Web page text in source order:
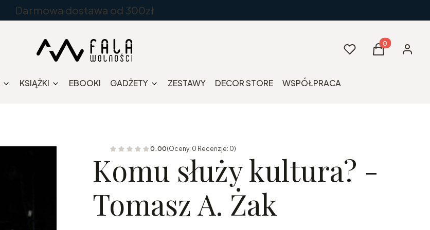
Darmowa dostawa od 300zł
UlubioneProdukty w
Koszyk
KSIĄŻKI EBOOKI GADŻETY ZESTAWY DECOR STORE WSPÓŁPRACA
0.00(Oceny: 0 Recenzje: 0)
Komu służy kultura? -
Tomasz A. Żak